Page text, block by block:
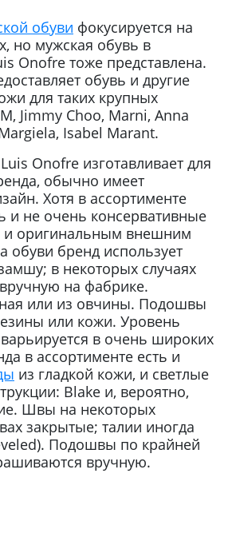
обуви фокусируется на
но мужская обувь в
Onofre тоже представлена.
обувь и другие
для таких крупных
Jimmy Choo, Marni, Anna
Isabel Marant.
Onofre изготавливает для
обычно имеет
Хотя в ассортименте
и не очень консервативные
и оригинальным внешним
обуви бренд использует
в некоторых случаях
на фабрике.
или из овчины. Подошвы
или кожи. Уровень
в очень широких
в ассортименте есть и
из гладкой кожи, и светлые
Blake и, вероятно,
Швы на некоторых
закрытые; талии иногда
Подошвы по крайней
вручную.